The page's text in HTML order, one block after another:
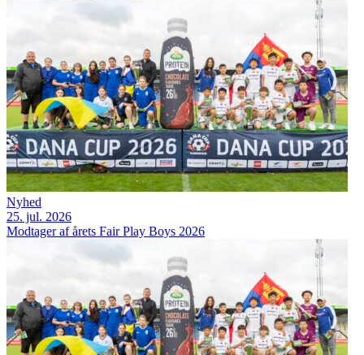
Nyhed
25. jul. 2026
Modtager af årets Fair Play Boys 2026